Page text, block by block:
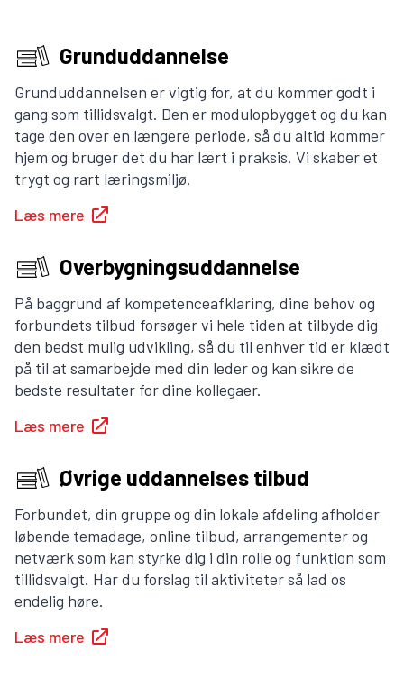
Grunduddannelse
Grunduddannelsen er vigtig for, at du kommer godt i
gang som tillidsvalgt. Den er modulopbygget og du kan
tage den over en længere periode, så du altid kommer
hjem og bruger det du har lært i praksis. Vi skaber et
trygt og rart læringsmiljø.
Læs mere
Overbygningsuddannelse
På baggrund af kompetenceafklaring, dine behov og
forbundets tilbud forsøger vi hele tiden at tilbyde dig
den bedst mulig udvikling, så du til enhver tid er klædt
på til at samarbejde med din leder og kan sikre de
bedste resultater for dine kollegaer.
Læs mere
Øvrige uddannelses tilbud
Forbundet, din gruppe og din lokale afdeling afholder
løbende temadage, online tilbud, arrangementer og
netværk som kan styrke dig i din rolle og funktion som
tillidsvalgt. Har du forslag til aktiviteter så lad os
endelig høre.
Læs mere